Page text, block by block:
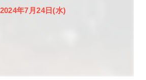
2024年7月24日(水)